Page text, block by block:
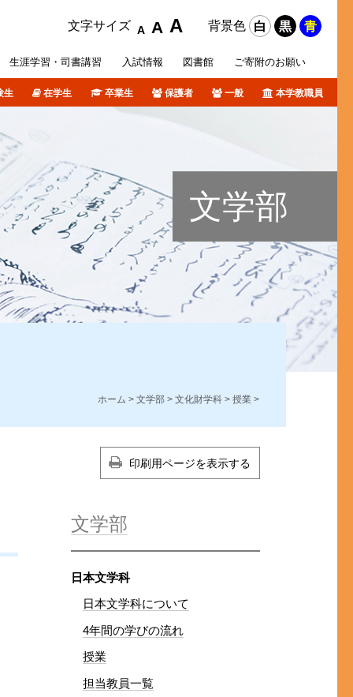
文字サイズ A A A 背景色 白 黒 青
生涯学習・司書講習 入試情報 図書館 ご寄附のお願い
TSURUMI CHANNEL
SNS
生 在学生 卒業生 保護者 一般 本学教職員
文学部
ホーム >文学部 >文化財学科 >授業 >
印刷用ページを表示する
文学部
日本文学科
日本文学科について
4年間の学びの流れ
授業
担当教員一覧